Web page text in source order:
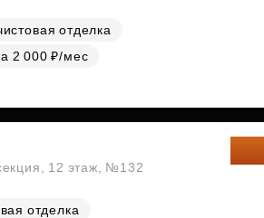
отделка
2 000 ₽/мес
12 этаж, №132
отделка